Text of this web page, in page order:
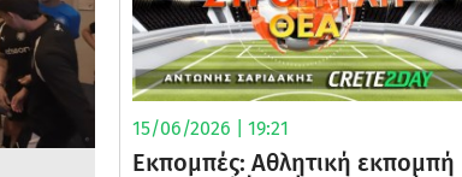
15/06/2026 | 19:21
Εκπομπές: Αθλητική εκπομπή